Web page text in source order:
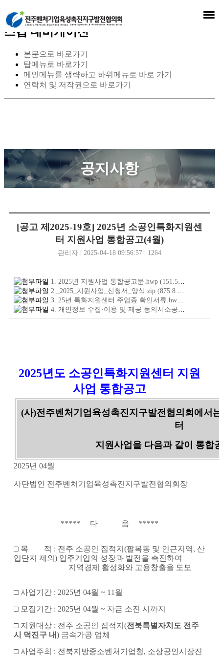
스킵 네비게이션
본문으로 바로가기
탑메뉴로 바로가기
메인메뉴를 생략하고 하위메뉴로 바로 가기
연락처 및 저작권으로 바로가기
공지사항
[공고 제2025-19호] 2025년 소공인특화지원센
터 지원사업 통합공고(4월)
관리자 | 2025-04-18 09:56:57 | 1264
1. 2025년 지원사업 통합공고문.hwp (151.5
2._2025_지원사업_신청서_양식.zip (875.8
3. 25년 특화지원센터 주업종 확인서류.hwp
4. 개인정보 수집·이용 및 제공 동의서소공인.hwp
2025년도 소공인특화지원센터 지원
사업 통합공고
(사)전주벤처기업육성촉진지구발전협의회에서
터
지원사업을 다음과 같이 통합
2025년 04월
사단법인 전주벤처기업육성촉진지구발전협의회장
***** 다 음 *****
□ 목 적 : 전주 소공인 집적지(팔복동 및 인근지역, 산
업단지 제외) 입주기업의 성장과 발전을 촉진하여
지역경제 활성화와 고용창출을 도모
□ 사업기간 : 2025년 04월 ~ 11월
□ 모집기간 : 2025년 04월 ~ 자금 소진 시까지
□ 지원대상 : 전주 소공인 집적지(전북특별자치도 전주
시 덕진구 내) 금속가공 업체
□ 사업주최 : 전북지방중소벤처기업청, 소상공인시장진